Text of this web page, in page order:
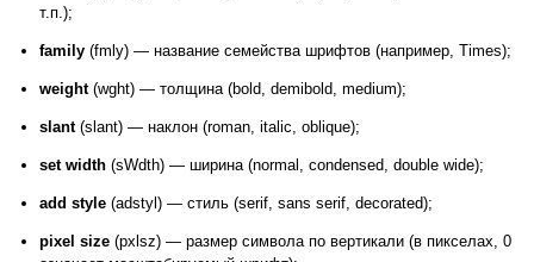
т.п.);
family (fmly) — название семейства шрифтов (например, Times);
weight(wght) — толщина (bold, demibold, medium);
slant(slant) — наклон (roman, italic, oblique);
set width (sWdth) — ширина (normal, condensed, double wide);
add style (adstyl) — стиль (serif, sans serif, decorated);
pixel size (pxlsz) — размер символа по вертикали (в пикселах, 0